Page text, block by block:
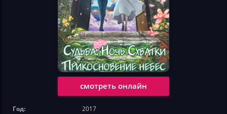
смотреть онлайн
Год:
2017